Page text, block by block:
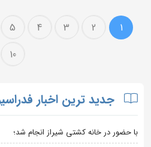
1
2
3
4
5
10
جدید ترین اخبار
با حضور در خانه کشتی شیراز انجام شد؛